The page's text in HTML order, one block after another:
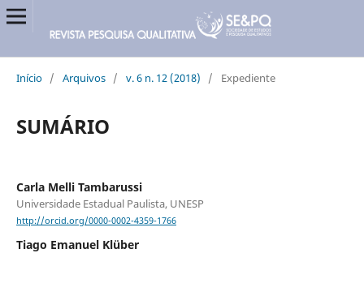
Início / Arquivos / v. 6 n. 12 (2018) / Expediente
SUMÁRIO
Carla Melli Tambarussi
Universidade Estadual Paulista, UNESP
http://orcid.org/0000-0002-4359-1766
Tiago Emanuel Klüber